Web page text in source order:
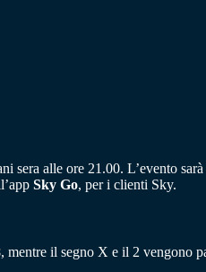
sera alle ore 21.00. L’evento
Sky Go, per i clienti Sky.
, mentre il segno X e il 2 vengono